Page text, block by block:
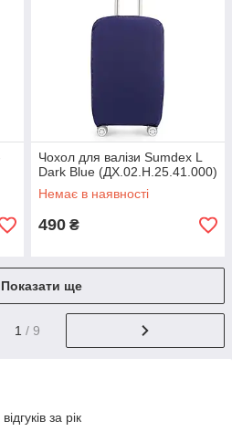
Чохол для валізи Sumdex L
Dark Blue (ДХ.02.Н.25.41.000)
Немає в наявності
490 ₴
Показати ще
1 / 9
за рік